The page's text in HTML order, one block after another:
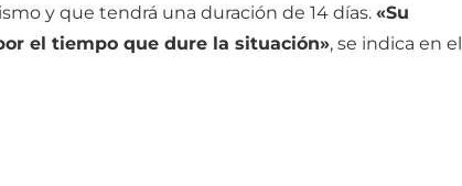
y que tendrá una duración de 14 días. «Su
el tiempo que dure la situación», se indica en el